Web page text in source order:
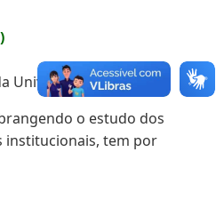
)
Universidade.
o estudo dos
institucionais, tem por